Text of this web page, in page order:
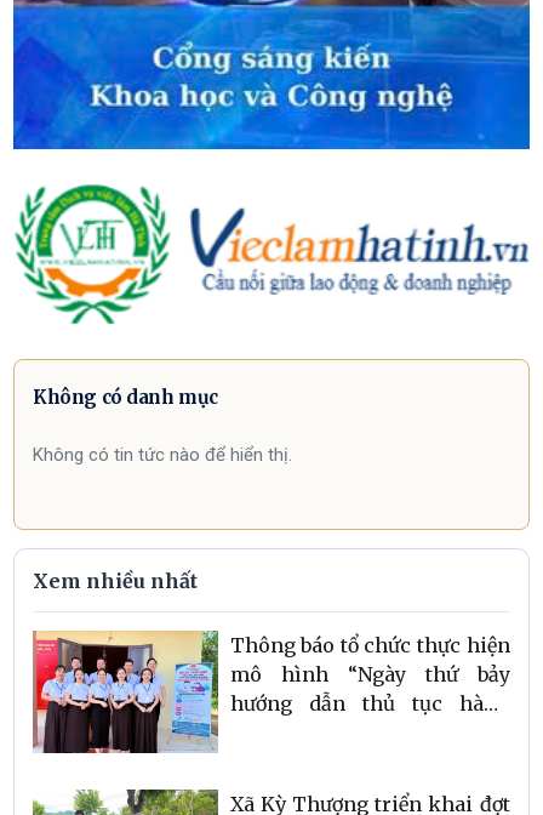
Không có danh mục
Không có tin tức nào để hiển thị.
Xem nhiều nhất
Thông báo tổ chức thực hiện
mô hình “Ngày thứ bảy
hướng dẫn thủ tục hành
Xã Kỳ Thượng triển khai đợt